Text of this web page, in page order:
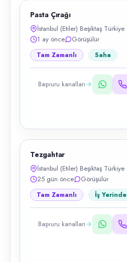
Pasta Çırağı
İstanbul (Etiler) Beşiktaş Türkiye
1 ay önce
Görüşülür
Tam Zamanlı Saha
Başvuru kanalları
Tezgahtar
İstanbul (Etiler) Beşiktaş Türkiye
25 gün önce
Görüşülür
Tam Zamanlı İş Yerinde
Başvuru kanalları